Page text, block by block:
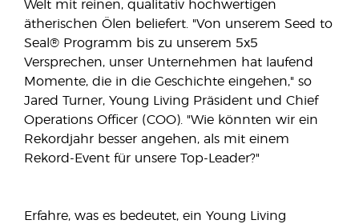
Welt mit reinen, qualitativ hochwertigen
ätherischen Ölen beliefert. "Von unserem Seed to
Seal® Programm bis zu unserem 5x5
Versprechen, unser Unternehmen hat laufend
Momente, die in die Geschichte eingehen," so
Jared Turner, Young Living Präsident und Chief
Operations Officer (COO). "Wie könnten wir ein
Rekordjahr besser angehen, als mit einem
Rekord-Event für unsere Top-Leader?"
Erfahre, was es bedeutet, ein Young Living